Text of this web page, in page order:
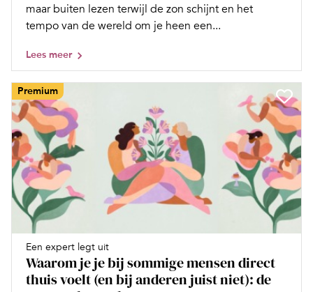
maar buiten lezen terwijl de zon schijnt en het
tempo van de wereld om je heen een...
Lees meer
Premium
Een expert legt uit
Waarom je je bij sommige mensen direct
thuis voelt (en bij anderen juist niet): de